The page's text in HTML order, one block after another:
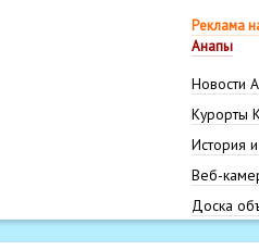
Реклама
Анапы
Новости
Курорты
История
Веб-
Доска